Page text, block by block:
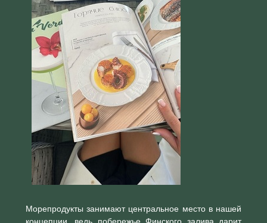
Морепродукты занимают центральное место в нашей